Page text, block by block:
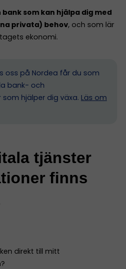
bank som kan hjälpa dig med
privata) behov, och som lär
ekonomi.
oss på Nordea får du som
bank- och
hjälper dig växa. Läs om
tjänster
finns
direkt till mitt